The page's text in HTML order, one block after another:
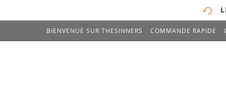
ALLEZ
BIENVENUE SUR THESINNERS COMMANDE RAPIDE
# ENTREZ AU MOINS 3 CARACTÈRES POUR